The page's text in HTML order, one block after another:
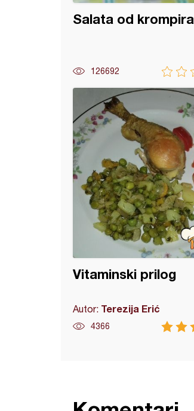
Salata od krompira
126692
Vitaminski prilog
Autor: Terezija Erić
4366
sa povrćem i piletinom